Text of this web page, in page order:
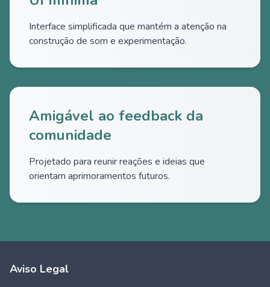
Interface simplificada que mantém a atenção na
construção de som e experimentação.
Amigável ao feedback da
comunidade
Projetado para reunir reações e ideias que
orientam aprimoramentos futuros.
Aviso Legal